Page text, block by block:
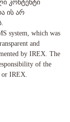
კონტენტი
ის არ
system, which was
and
by IREX. The
of the
or IREX.